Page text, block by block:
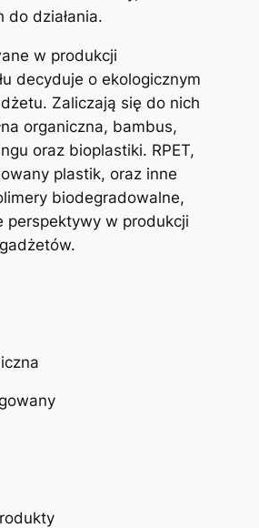
do działania.
w produkcji
decyduje o ekologicznym
Zaliczają się do nich
organiczna, bambus,
oraz bioplastiki. RPET,
plastik, oraz inne
biodegradowalne,
perspektywy w produkcji